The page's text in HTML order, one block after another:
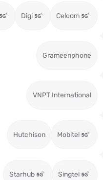
Digi Celcom
Grameenphone
VNPT International
Hutchison Mobitel
Starhub Singtel